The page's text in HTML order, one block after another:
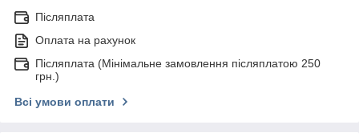
Післяплата
Оплата на рахунок
Післяплата (Мінімальне замовлення післяплатою 250
грн.)
Всі умови оплати